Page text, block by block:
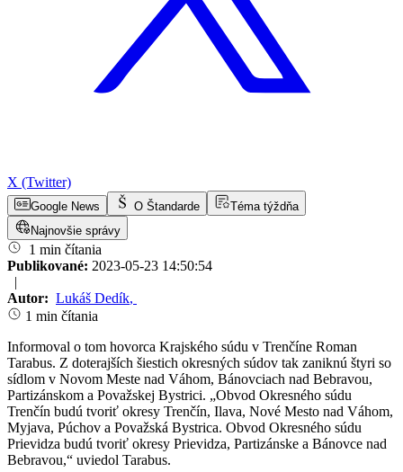
X (Twitter)
Google News O Štandarde
Téma týždňa
Najnovšie správy
1 min čítania
Publikované: 2023-05-23 14:50:54
|
Autor: Lukáš Dedík,
1 min čítania
Informoval o tom hovorca Krajského súdu v Trenčíne Roman
Tarabus. Z doterajších šiestich okresných súdov tak zaniknú štyri so
sídlom v Novom Meste nad Váhom, Bánovciach nad Bebravou,
Partizánskom a Považskej Bystrici. „Obvod Okresného súdu
Trenčín budú tvoriť okresy Trenčín, Ilava, Nové Mesto nad Váhom,
Myjava, Púchov a Považská Bystrica. Obvod Okresného súdu
Prievidza budú tvoriť okresy Prievidza, Partizánske a Bánovce nad
Bebravou,“ uviedol Tarabus.